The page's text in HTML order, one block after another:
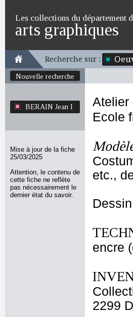
Les collections du département
arts graphiques
Recherche sur :
Nouvelle recherche
BERAIN Jean I
Mise à jour de la fiche
25/03/2025
Attention, le contenu de
cette fiche ne reflète
pas nécessairement le
dernier état du savoir.
Atelier
Ecole
etc.,
Dessin
encre
2299